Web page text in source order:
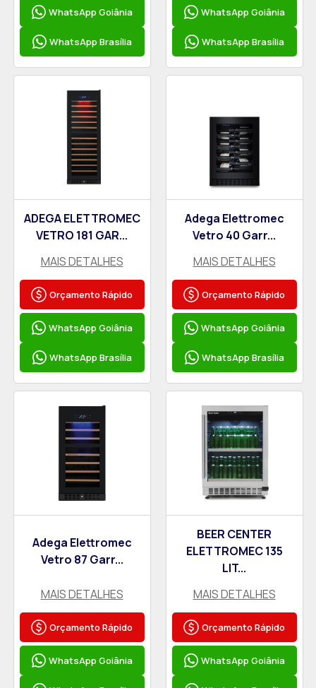
WhatsApp Goiânia
WhatsApp Brasília
WhatsApp Goiânia
WhatsApp Brasília
ADEGA ELETTROMEC
VETRO 181 GAR...
MAIS DETALHES
Orçamento Rápido
WhatsApp Goiânia
WhatsApp Brasília
Adega Elettromec
Vetro 40 Garr...
MAIS DETALHES
Orçamento Rápido
WhatsApp Goiânia
WhatsApp Brasília
Adega Elettromec
Vetro 87 Garr...
MAIS DETALHES
Orçamento Rápido
WhatsApp Goiânia
BEER CENTER
ELETTROMEC 135
LIT...
MAIS DETALHES
Orçamento Rápido
WhatsApp Goiânia